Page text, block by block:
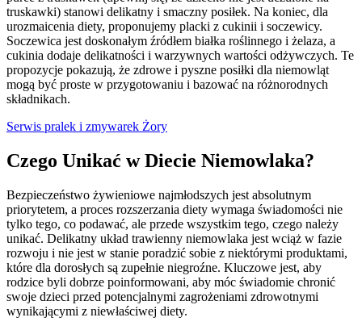
truskawki) stanowi delikatny i smaczny posiłek. Na koniec, dla
urozmaicenia diety, proponujemy placki z cukinii i soczewicy.
Soczewica jest doskonałym źródłem białka roślinnego i żelaza, a
cukinia dodaje delikatności i warzywnych wartości odżywczych. Te
propozycje pokazują, że zdrowe i pyszne posiłki dla niemowląt
mogą być proste w przygotowaniu i bazować na różnorodnych
składnikach.
Serwis pralek i zmywarek Żory
Czego Unikać w Diecie Niemowlaka?
Bezpieczeństwo żywieniowe najmłodszych jest absolutnym
priorytetem, a proces rozszerzania diety wymaga świadomości nie
tylko tego, co podawać, ale przede wszystkim tego, czego należy
unikać. Delikatny układ trawienny niemowlaka jest wciąż w fazie
rozwoju i nie jest w stanie poradzić sobie z niektórymi produktami,
które dla dorosłych są zupełnie niegroźne. Kluczowe jest, aby
rodzice byli dobrze poinformowani, aby móc świadomie chronić
swoje dzieci przed potencjalnymi zagrożeniami zdrowotnymi
wynikającymi z niewłaściwej diety.